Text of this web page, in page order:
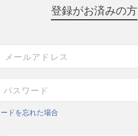
登録がお済みの方
ドを忘れた場合